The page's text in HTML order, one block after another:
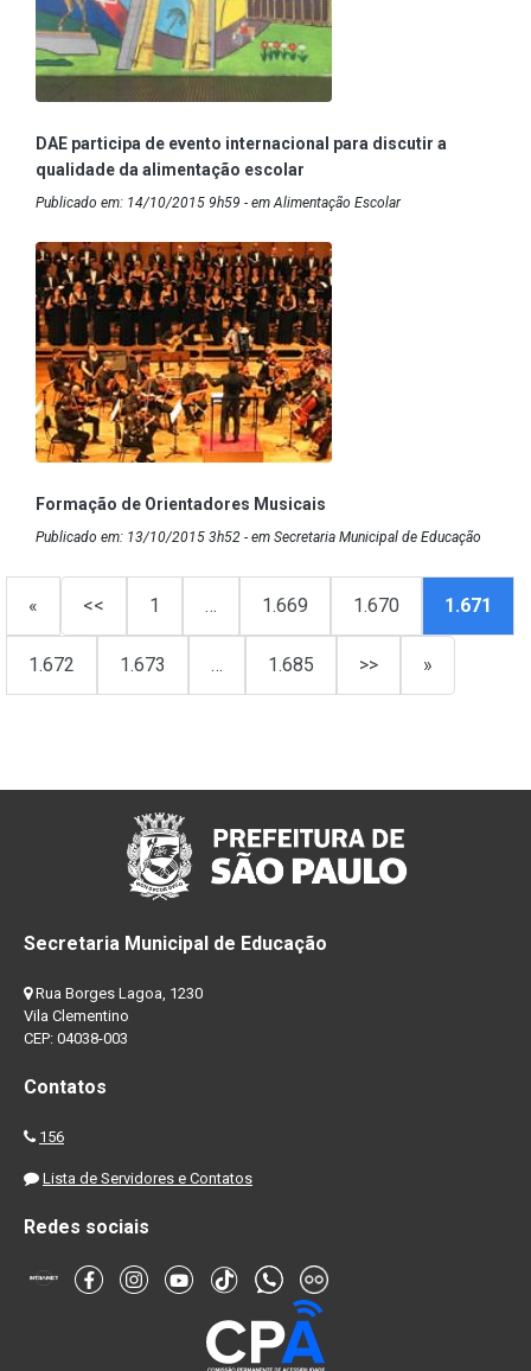
DAE participa de evento internacional para discutir a
qualidade da alimentação escolar
Publicado em: 14/10/2015 9h59 - em Alimentação Escolar
Formação de Orientadores Musicais
Publicado em: 13/10/2015 3h52 - em Secretaria Municipal de Educação
« << 1 … 1.669 1.670 1.671
1.672 1.673 … 1.685 >> »
Secretaria Municipal de Educação
Rua Borges Lagoa, 1230
Vila Clementino
CEP: 04038-003
Contatos
156
Lista de Servidores e Contatos
Redes sociais